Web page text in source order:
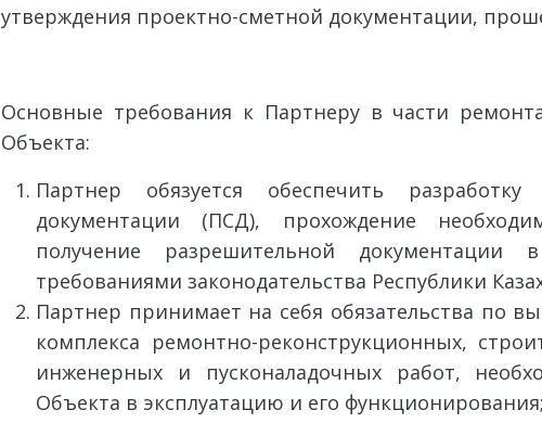
утверждения проектно-сметной документации,
Основные требования к Партнеру в части
Объекта:
Партнер обязуется обеспечить разработку
документации (ПСД), прохождение
получение разрешительной документации
требованиями законодательства Республики
Партнер принимает на себя обязательства по
комплекса ремонтно-реконструкционных,
инженерных и пусконаладочных работ,
Объекта в эксплуатацию и его функционирования;